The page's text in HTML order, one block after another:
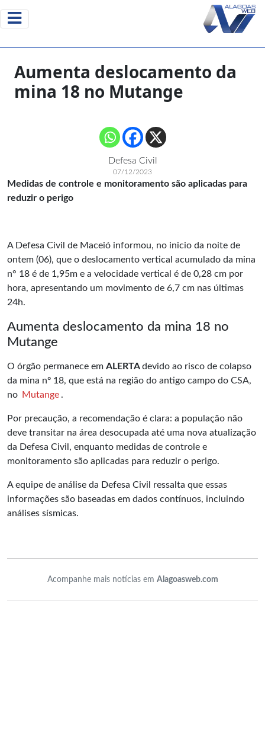
Aumenta deslocamento da
mina 18 no Mutange
Defesa Civil
07/12/2023
Medidas de controle e monitoramento são aplicadas para
reduzir o perigo
A Defesa Civil de Maceió informou, no inicio da noite de
ontem (06), que o deslocamento vertical acumulado da mina
n° 18 é de 1,95m e a velocidade vertical é de 0,28 cm por
hora, apresentando um movimento de 6,7 cm nas últimas
24h.
Aumenta deslocamento da mina 18 no
Mutange
O órgão permanece em ALERTAdevido ao risco de colapso
da mina nº 18, que está na região do antigo campo do CSA,
no Mutange .
Por precaução, a recomendação é clara: a população não
deve transitar na área desocupada até uma nova atualização
da Defesa Civil , enquanto medidas de controle e
monitoramento são aplicadas para reduzir o perigo.
A equipe de análise da Defesa Civil ressalta que essas
informações são baseadas em dados contínuos, incluindo
análises sísmicas.
Acompanhe mais notícias em Alagoasweb.com